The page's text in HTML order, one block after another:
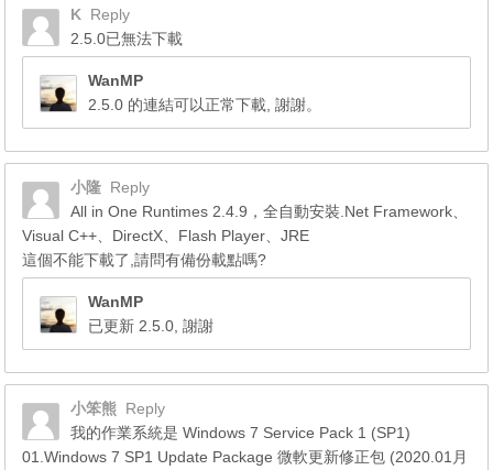
K
Reply
2.5.0已無法下載
WanMP
2.5.0 的連結可以正常下載, 謝謝。
小隆 Reply
All in One Runtimes 2.4.9，全自動安裝.Net Framework、
Visual C++、DirectX、Flash Player、JRE
這個不能下載了,請問有備份載點嗎?
WanMP
已更新 2.5.0, 謝謝
小笨熊 Reply
我的作業系統是 Windows 7 Service Pack 1 (SP1)
01.Windows 7 SP1 Update Package 微軟更新修正包 (2020.01月